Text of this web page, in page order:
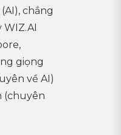
chẳng
WIZ.AI
giọng
về AI)
(chuyên